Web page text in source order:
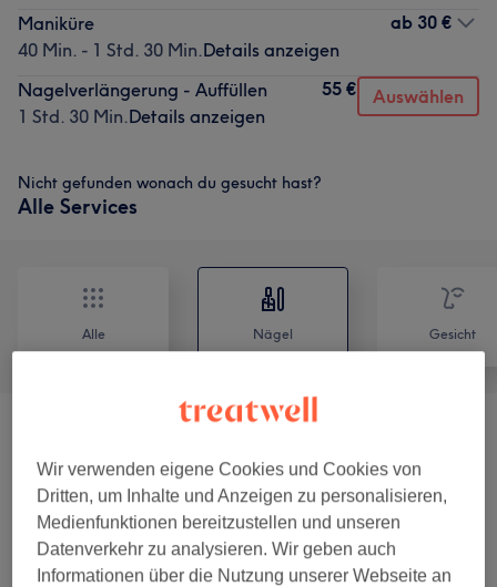
Maniküre
40 Min. - 1 Std. 30 Min.Details anzeigen
ab 30 €
Nagelverlängerung - Auffüllen
1 Std. 30 Min.Details anzeigen
55 € Auswählen
Nicht gefunden wonach du gesucht hast?
Alle Services
Alle Nägel Gesicht
Nagelverlängerung (2) ab 55 €
Pediküre - Fußpflege (3) ab 30 €
Wir verwenden eigene Cookies und Cookies von
Dritten, um Inhalte und Anzeigen zu personalisieren,
Medienfunktionen bereitzustellen und unseren
Datenverkehr zu analysieren. Wir geben auch
Informationen über die Nutzung unserer Webseite an